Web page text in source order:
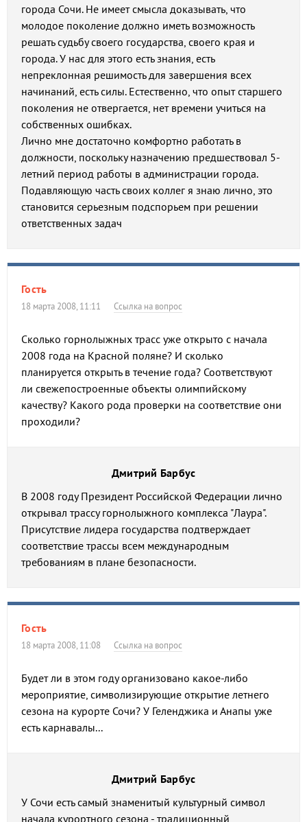
города Сочи. Не имеет смысла доказывать, что
молодое поколение должно иметь возможность
решать судьбу своего государства, своего края и
города. У нас для этого есть знания, есть
непреклонная решимость для завершения всех
начинаний, есть силы. Естественно, что опыт старшего
поколения не отвергается, нет времени учиться на
собственных ошибках.
Лично мне достаточно комфортно работать в
должности, поскольку назначению предшествовал 5-
летний период работы в администрации города.
Подавляющую часть своих коллег я знаю лично, это
становится серьезным подспорьем при решении
ответственных задач
Гость
18 марта 2008, 11:11 Ссылка на вопрос
Сколько горнолыжных трасс уже открыто с начала
2008 года на Красной поляне? И сколько
планируется открыть в течение года? Соответствуют
ли свежепостроенные объекты олимпийскому
качеству? Какого рода проверки на соответствие они
проходили?
Дмитрий Барбус
В 2008 году Президент Российской Федерации лично
открывал трассу горнолыжного комплекса "Лаура".
Присутствие лидера государства подтверждает
соответствие трассы всем международным
требованиям в плане безопасности.
Гость
18 марта 2008, 11:08 Ссылка на вопрос
Будет ли в этом году организовано какое-либо
мероприятие, символизирующие открытие летнего
сезона на курорте Сочи? У Геленджика и Анапы уже
есть карнавалы...
Дмитрий Барбус
У Сочи есть самый знаменитый культурный символ
начала курортного сезона - традиционный